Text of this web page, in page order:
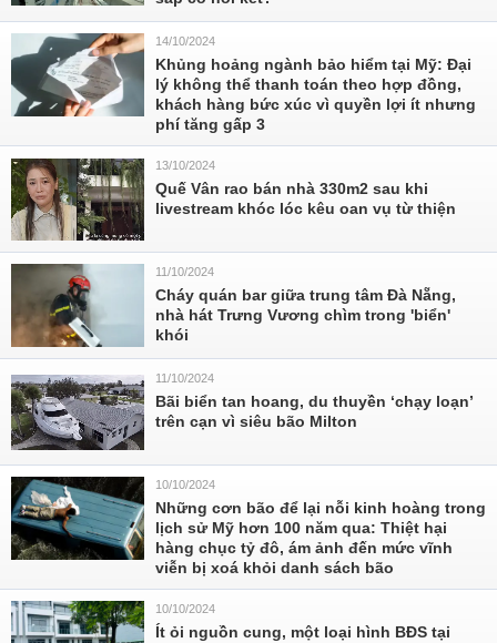
14/10/2024
Khủng hoảng ngành bảo hiểm tại Mỹ: Đại
lý không thể thanh toán theo hợp đồng,
khách hàng bức xúc vì quyền lợi ít nhưng
phí tăng gấp 3
13/10/2024
Quế Vân rao bán nhà 330m2 sau khi
livestream khóc lóc kêu oan vụ từ thiện
11/10/2024
Cháy quán bar giữa trung tâm Đà Nẵng,
nhà hát Trưng Vương chìm trong 'biển'
khói
11/10/2024
Bãi biển tan hoang, du thuyền ‘chạy loạn’
trên cạn vì siêu bão Milton
10/10/2024
Những cơn bão để lại nỗi kinh hoàng trong
lịch sử Mỹ hơn 100 năm qua: Thiệt hại
hàng chục tỷ đô, ám ảnh đến mức vĩnh
viễn bị xoá khỏi danh sách bão
10/10/2024
Ít ỏi nguồn cung, một loại hình BĐS tại